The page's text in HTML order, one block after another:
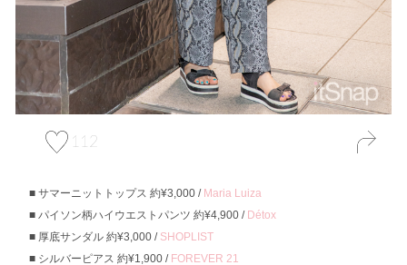
112
サマーニットトップス 約¥3,000 / Maria Luiza
パイソン柄ハイウエストパンツ 約¥4,900 / Détox
厚底サンダル 約¥3,000 / SHOPLIST
シルバーピアス 約¥1,900 / FOREVER 21